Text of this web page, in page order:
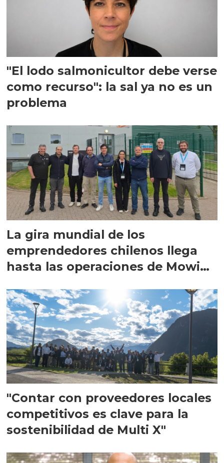
"El lodo salmonicultor debe verse
como recurso": la sal ya no es un
problema
La gira mundial de los
emprendedores chilenos llega
hasta las operaciones de Mowi
"Contar con proveedores locales
competitivos es clave para la
sostenibilidad de Multi X"